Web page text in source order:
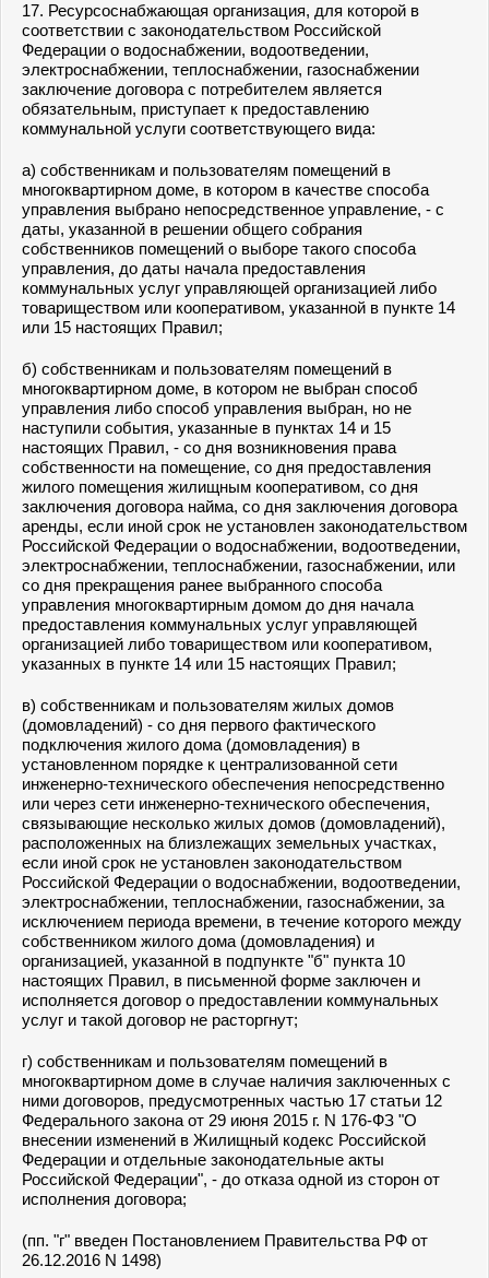
17. Ресурсоснабжающая организация, для которой в
соответствии с законодательством Российской
Федерации о водоснабжении, водоотведении,
электроснабжении, теплоснабжении, газоснабжении
заключение договора с потребителем является
обязательным, приступает к предоставлению
коммунальной услуги соответствующего вида:
а) собственникам и пользователям помещений в
многоквартирном доме, в котором в качестве способа
управления выбрано непосредственное управление, - с
даты, указанной в решении общего собрания
собственников помещений о выборе такого способа
управления, до даты начала предоставления
коммунальных услуг управляющей организацией либо
товариществом или кооперативом, указанной в пункте 14
или 15 настоящих Правил;
б) собственникам и пользователям помещений в
многоквартирном доме, в котором не выбран способ
управления либо способ управления выбран, но не
наступили события, указанные в пунктах 14 и 15
настоящих Правил, - со дня возникновения права
собственности на помещение, со дня предоставления
жилого помещения жилищным кооперативом, со дня
заключения договора найма, со дня заключения договора
аренды, если иной срок не установлен законодательством
Российской Федерации о водоснабжении, водоотведении,
электроснабжении, теплоснабжении, газоснабжении, или
со дня прекращения ранее выбранного способа
управления многоквартирным домом до дня начала
предоставления коммунальных услуг управляющей
организацией либо товариществом или кооперативом,
указанных в пункте 14 или 15 настоящих Правил;
в) собственникам и пользователям жилых домов
(домовладений) - со дня первого фактического
подключения жилого дома (домовладения) в
установленном порядке к централизованной сети
инженерно-технического обеспечения непосредственно
или через сети инженерно-технического обеспечения,
связывающие несколько жилых домов (домовладений),
расположенных на близлежащих земельных участках,
если иной срок не установлен законодательством
Российской Федерации о водоснабжении, водоотведении,
электроснабжении, теплоснабжении, газоснабжении, за
исключением периода времени, в течение которого между
собственником жилого дома (домовладения) и
организацией, указанной в подпункте "б" пункта 10
настоящих Правил, в письменной форме заключен и
исполняется договор о предоставлении коммунальных
услуг и такой договор не расторгнут;
г) собственникам и пользователям помещений в
многоквартирном доме в случае наличия заключенных с
ними договоров, предусмотренных частью 17 статьи 12
Федерального закона от 29 июня 2015 г. N 176-ФЗ "О
внесении изменений в Жилищный кодекс Российской
Федерации и отдельные законодательные акты
Российской Федерации", - до отказа одной из сторон от
исполнения договора;
(пп. "г" введен Постановлением Правительства РФ от
26.12.2016 N 1498)